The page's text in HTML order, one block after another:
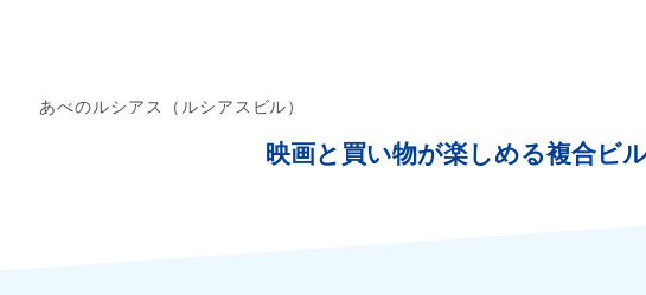
あべのルシアス（ルシアスビル）
映画と買い物が楽しめる複合ビ